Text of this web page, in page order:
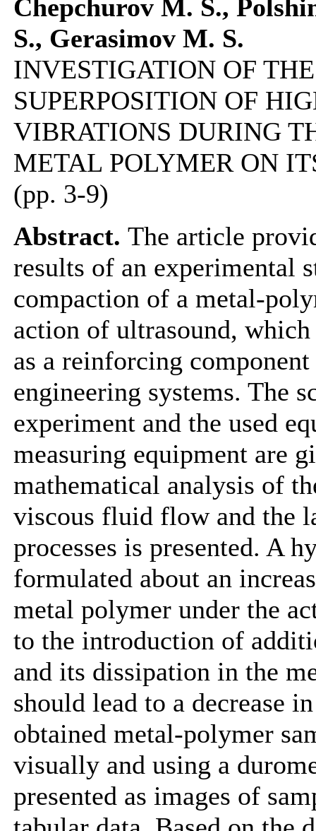
Chepchurov M. S.,
S., Gerasimov M. S.
INVESTIGATION OF
SUPERPOSITION OF
VIBRATIONS DURING
METAL POLYMER ON
(pp. 3-9)
Abstract. The article
results of an experimental
compaction of a metal-
action of ultrasound, which
as a reinforcing
engineering systems. The
experiment and the used
measuring equipment are
mathematical analysis of
viscous fluid flow and the
processes is presented. A
formulated about an
metal polymer under the
to the introduction of
and its dissipation in the
should lead to a decrease
obtained metal-polymer
visually and using a
presented as images of